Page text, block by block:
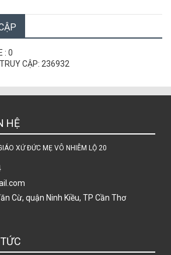
: 0
CẬP: 236932
HỆ
XỨ ĐỨC MẸ VÔ NHIỄM LỘ 20
Cừ, quận Ninh Kiều, TP Cần Thơ